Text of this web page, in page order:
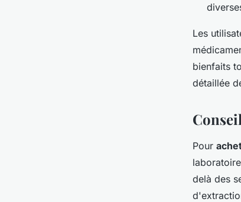
Les
bienfaits
détaillée
Pour
delà des